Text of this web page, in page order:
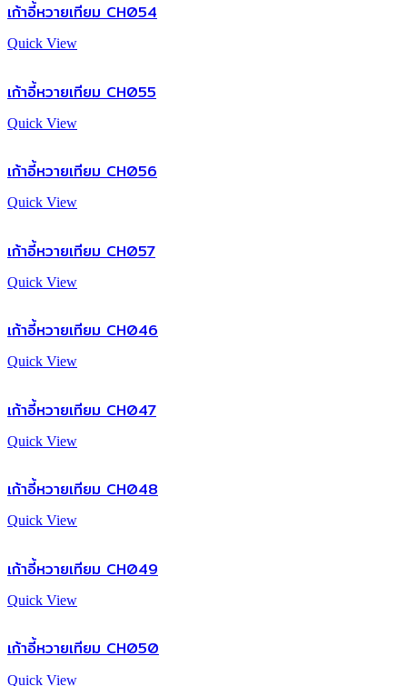
เก้าอี้หวายเทียม CH054
Quick View
เก้าอี้หวายเทียม CH055
Quick View
เก้าอี้หวายเทียม CH056
Quick View
เก้าอี้หวายเทียม CH057
Quick View
เก้าอี้หวายเทียม CH046
Quick View
เก้าอี้หวายเทียม CH047
Quick View
เก้าอี้หวายเทียม CH048
Quick View
เก้าอี้หวายเทียม CH049
Quick View
เก้าอี้หวายเทียม CH050
Quick View